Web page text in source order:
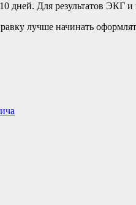
дней. Для результатов ЭКГ
лучше начинать